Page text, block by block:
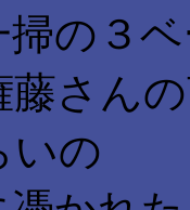
の３
さん
いの